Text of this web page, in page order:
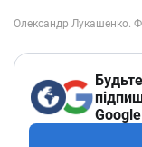
Google